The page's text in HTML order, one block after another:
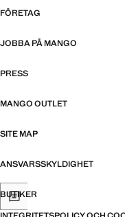
FÖRETAG
JOBBA PÅ MANGO
PRESS
MANGO OUTLET
SITE MAP
ANSVARSSKYLDIGHET
BUTIKER